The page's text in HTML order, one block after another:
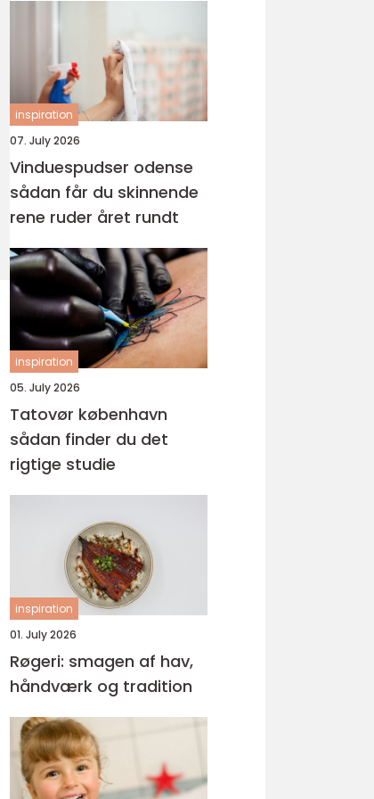
inspiration
07. July 2026
Vinduespudser odense
sådan får du skinnende
rene ruder året rundt
inspiration
05. July 2026
Tatovør københavn
sådan finder du det
rigtige studie
inspiration
01. July 2026
Røgeri: smagen af hav,
håndværk og tradition